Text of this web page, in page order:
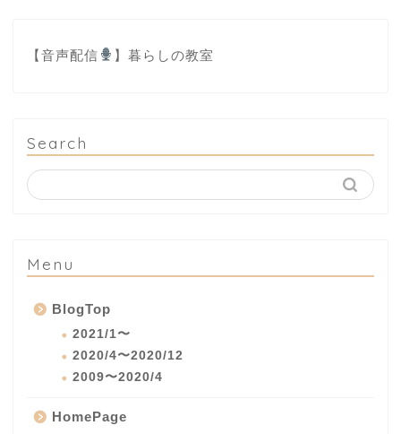
【音声配信 】暮らしの教室
Search
Menu
BlogTop
2021/1〜
2020/4〜2020/12
2009〜2020/4
HomePage